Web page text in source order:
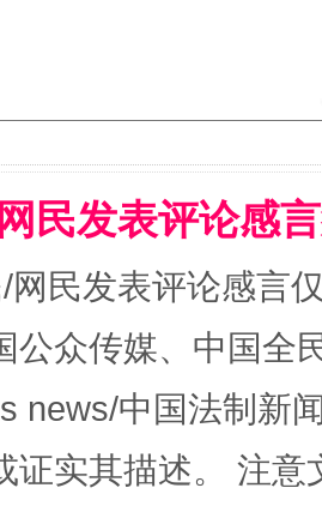
民发表评论感
网民发表评论感言
公众传媒、中国全
news/中国法制新
证实其描述。 注